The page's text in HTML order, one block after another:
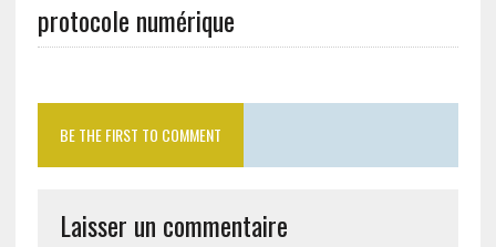
protocole numérique
BE THE FIRST TO COMMENT
Laisser un commentaire